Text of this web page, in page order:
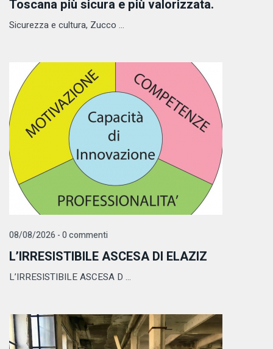
Toscana più sicura e più valorizzata.
Sicurezza e cultura, Zucco ...
08/08/2026 - 0 commenti
L’IRRESISTIBILE ASCESA DI ELAZIZ
L’IRRESISTIBILE ASCESA D ...